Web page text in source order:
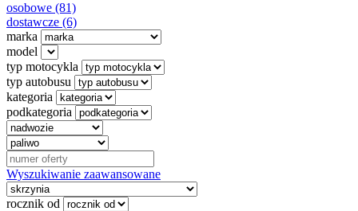
osobowe (81)
dostawcze (6)
marka
model
typ motocykla
typ autobusu
kategoria
podkategoria
Wyszukiwanie zaawansowane
rocznik od